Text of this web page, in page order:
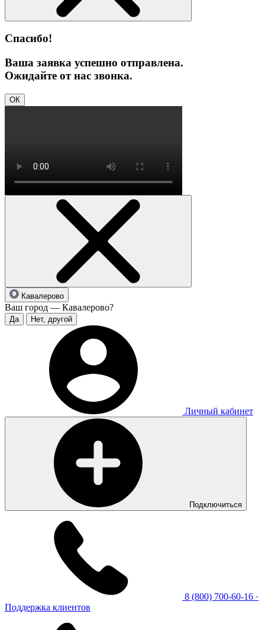
Спасибо!
Ваша заявка успешно отправлена.
Ожидайте от нас звонка.
ОК
Кавалерово
Ваш город — Кавалерово?
Да Нет, другой
Личный кабинет
Подключиться
8 (800) 700-60-16 ·
Поддержка клиентов